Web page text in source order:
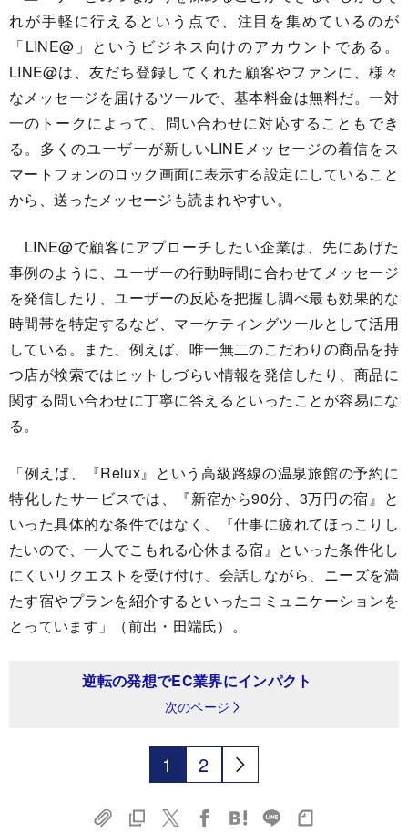
れが手軽に行えるという点で、注目を集めているのが
「LINE@」というビジネス向けのアカウントである。
LINE@は、友だち登録してくれた顧客やファンに、様々
なメッセージを届けるツールで、基本料金は無料だ。一対
一のトークによって、問い合わせに対応することもでき
る。多くのユーザーが新しいLINEメッセージの着信をス
マートフォンのロック画面に表示する設定にしていること
から、送ったメッセージも読まれやすい。
LINE@で顧客にアプローチしたい企業は、先にあげた
事例のように、ユーザーの行動時間に合わせてメッセージ
を発信したり、ユーザーの反応を把握し調べ最も効果的な
時間帯を特定するなど、マーケティングツールとして活用
している。また、例えば、唯一無二のこだわりの商品を持
つ店が検索ではヒットしづらい情報を発信したり、商品に
関する問い合わせに丁寧に答えるといったことが容易にな
る。
「例えば、『Relux』という高級路線の温泉旅館の予約に
特化したサービスでは、『新宿から90分、3万円の宿』と
いった具体的な条件ではなく、『仕事に疲れてほっこりし
たいので、一人でこもれる心休まる宿』といった条件化し
にくいリクエストを受け付け、会話しながら、ニーズを満
たす宿やプランを紹介するといったコミュニケーションを
とっています」（前出・田端氏）。
逆転の発想でEC業界にインパクト
次のページ
1 2